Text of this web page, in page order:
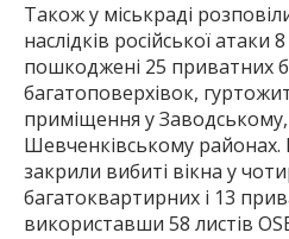
Також у міськраді
наслідків російської атаки
пошкоджені 25 приватних
багатоповерхівок,
приміщення у
Шевченківському
закрили вибиті вікна у
багатоквартирних і 13
використавши 58 листів